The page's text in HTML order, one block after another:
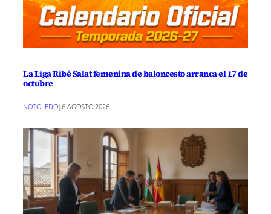
La Liga Ribé Salat femenina de baloncesto arranca el 17 de
octubre
NOTOLEDO|6 AGOSTO 2026